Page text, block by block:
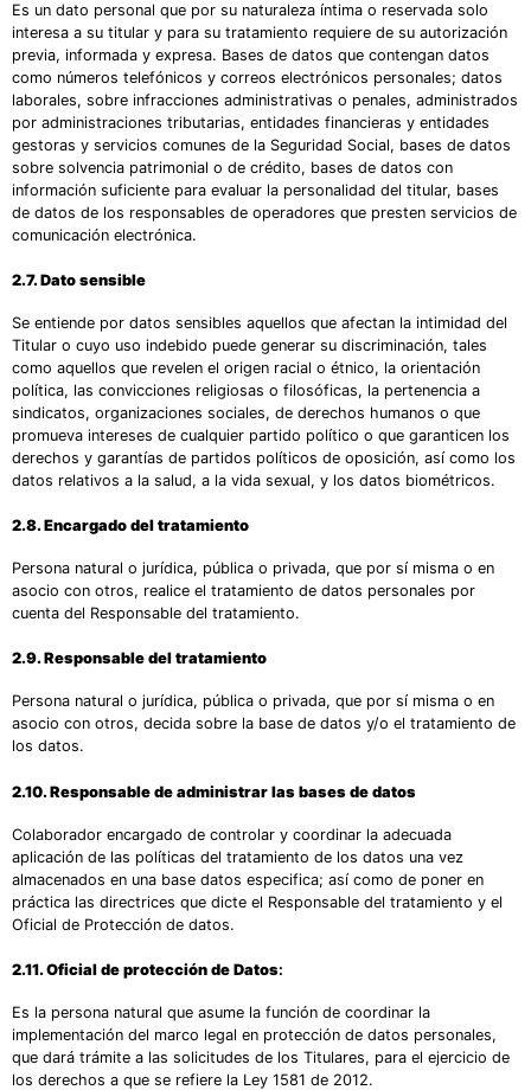
Es un dato personal que por su naturaleza íntima o reservada solo
interesa a su titular y para su tratamiento requiere de su autorización
previa, informada y expresa. Bases de datos que contengan datos
como números telefónicos y correos electrónicos personales; datos
laborales, sobre infracciones administrativas o penales, administrados
por administraciones tributarias, entidades financieras y entidades
gestoras y servicios comunes de la Seguridad Social, bases de datos
sobre solvencia patrimonial o de crédito, bases de datos con
información suficiente para evaluar la personalidad del titular, bases
de datos de los responsables de operadores que presten servicios de
comunicación electrónica.
2.7. Dato sensible
Se entiende por datos sensibles aquellos que afectan la intimidad del
Titular o cuyo uso indebido puede generar su discriminación, tales
como aquellos que revelen el origen racial o étnico, la orientación
política, las convicciones religiosas o filosóficas, la pertenencia a
sindicatos, organizaciones sociales, de derechos humanos o que
promueva intereses de cualquier partido político o que garanticen los
derechos y garantías de partidos políticos de oposición, así como los
datos relativos a la salud, a la vida sexual, y los datos biométricos.
2.8. Encargado del tratamiento
Persona natural o jurídica, pública o privada, que por sí misma o en
asocio con otros, realice el tratamiento de datos personales por
cuenta del Responsable del tratamiento.
2.9. Responsable del tratamiento
Persona natural o jurídica, pública o privada, que por sí misma o en
asocio con otros, decida sobre la base de datos y/o el tratamiento de
los datos.
2.10. Responsable de administrar las bases de datos
Colaborador encargado de controlar y coordinar la adecuada
aplicación de las políticas del tratamiento de los datos una vez
almacenados en una base datos especifica; así como de poner en
práctica las directrices que dicte el Responsable del tratamiento y el
Oficial de Protección de datos.
2.11. Oficial de protección de Datos:
Es la persona natural que asume la función de coordinar la
implementación del marco legal en protección de datos personales,
que dará trámite a las solicitudes de los Titulares, para el ejercicio de
los derechos a que se refiere la Ley 1581 de 2012.